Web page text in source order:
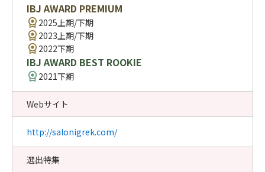
IBJ AWARD PREMIUM
2025上期/下期
2023上期/下期
2022下期
IBJ AWARD BEST ROOKIE
2021下期
Webサイト
http://salonigrek.com/
選出特集